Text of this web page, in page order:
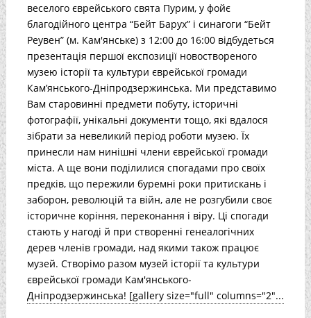
веселого єврейського свята Пурим, у фойє
благодійного центра “Бейт Барух” і синагоги “Бейт
Реувен” (м. Кам'янське) з 12:00 до 16:00 відбудеться
презентація першої експозиції новоствореного
музею історії та культури єврейської громади
Кам’янського-Дніпродзержинська. Ми представимо
Вам старовинні предмети побуту, історичні
фотографії, унікальні документи тощо, які вдалося
зібрати за невеликий період роботи музею. Їх
принесли нам нинішні члени єврейської громади
міста. А ще вони поділилися спогадами про своїх
предків, що пережили буремні роки притискань і
заборон, революцій та війн, але не розгубили своє
історичне коріння, переконання і віру. Ці спогади
стають у нагоді й при створенні генеалогічних
дерев членів громади, над якими також працює
музей. Створімо разом музей історії та культури
єврейської громади Кам'янського-
Дніпродзержинська! [gallery size="full" columns="2"...